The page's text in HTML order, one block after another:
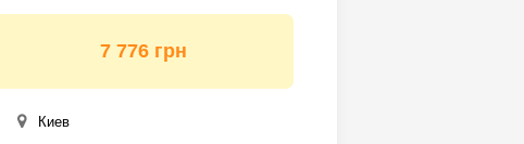
7 776 грн
Киев